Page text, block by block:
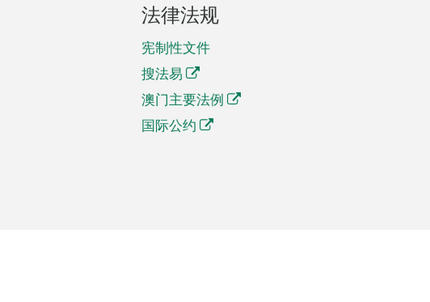
法律法规
宪制性文件
搜法易
澳门主要法例
国际公约